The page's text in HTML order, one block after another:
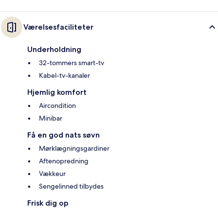
Værelsesfaciliteter
Underholdning
32-tommers smart-tv
Kabel-tv-kanaler
Hjemlig komfort
Aircondition
Minibar
Få en god nats søvn
Mørklægningsgardiner
Aftenopredning
Vækkeur
Sengelinned tilbydes
Frisk dig op